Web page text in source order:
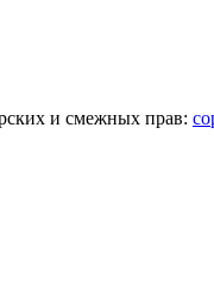
и смежных прав: